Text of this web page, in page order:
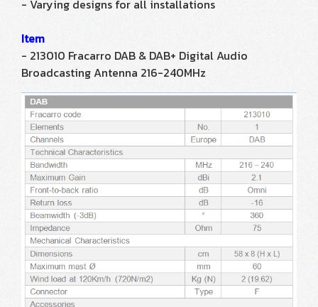
- Varying designs for all installations
Item
- 213010 Fracarro DAB & DAB+ Digital Audio
Broadcasting Antenna 216-240MHz